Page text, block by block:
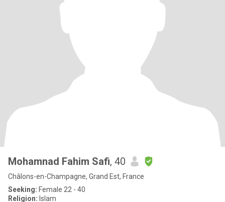
Mohamnad Fahim Safi, 40
Châlons-en-Champagne, Grand Est, France
Seeking: Female 22 - 40
Religion: Islam